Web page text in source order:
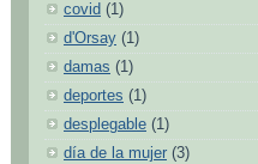
covid (1)
d'Orsay (1)
damas (1)
deportes (1)
desplegable (1)
día de la mujer (3)